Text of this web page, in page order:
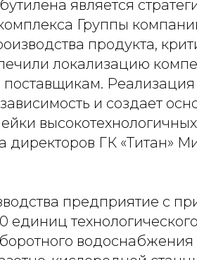
является
Группы
продукта,
локализацию
Реализация
и создает
высокотехнологичных
директоров ГК «Титан»
предприятие с